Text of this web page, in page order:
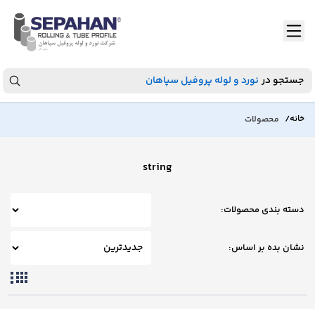
جستجو در نورد و لوله پروفیل سپاهان
خانه/ محصولات
string
دسته بندی محصولات:
نشان بده بر اساس: